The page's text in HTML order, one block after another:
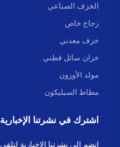
الخزف الصناعي
زجاج خاص
خزف معدني
خزان سائل قطني
مولد الأوزون
مطاط السيليكون
اشترك في نشرتنا الإخبارية
انضم إلى نشرتنا الإخبارية